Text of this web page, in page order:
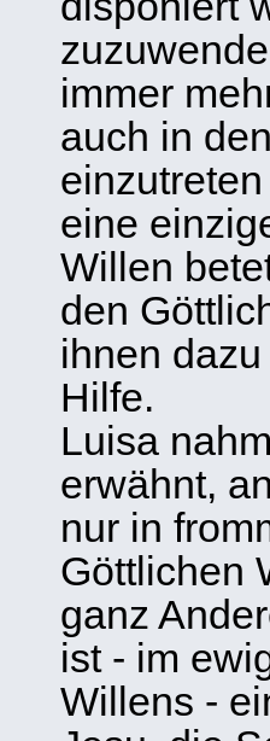
immer
auch in
eine
Willen
den
ihnen
Hilfe.
Luisa
erwähnt,
nur in
Göttlichen
ganz
ist - im
Willens -